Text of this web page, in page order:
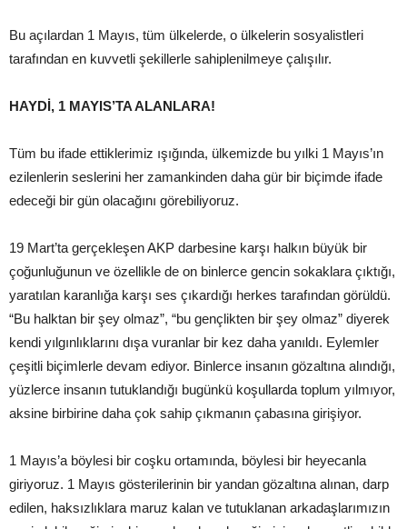
Bu açılardan 1 Mayıs, tüm ülkelerde, o ülkelerin sosyalistleri
tarafından en kuvvetli şekillerle sahiplenilmeye çalışılır.
HAYDİ, 1 MAYIS’TA ALANLARA!
Tüm bu ifade ettiklerimiz ışığında, ülkemizde bu yılki 1 Mayıs’ın
ezilenlerin seslerini her zamankinden daha gür bir biçimde ifade
edeceği bir gün olacağını görebiliyoruz.
19 Mart’ta gerçekleşen AKP darbesine karşı halkın büyük bir
çoğunluğunun ve özellikle de on binlerce gencin sokaklara çıktığı,
yaratılan karanlığa karşı ses çıkardığı herkes tarafından görüldü.
“Bu halktan bir şey olmaz”, “bu gençlikten bir şey olmaz” diyerek
kendi yılgınlıklarını dışa vuranlar bir kez daha yanıldı. Eylemler
çeşitli biçimlerle devam ediyor. Binlerce insanın gözaltına alındığı,
yüzlerce insanın tutuklandığı bugünkü koşullarda toplum yılmıyor,
aksine birbirine daha çok sahip çıkmanın çabasına girişiyor.
1 Mayıs’a böylesi bir coşku ortamında, böylesi bir heyecanla
giriyoruz. 1 Mayıs gösterilerinin bir yandan gözaltına alınan, darp
edilen, haksızlıklara maruz kalan ve tutuklanan arkadaşlarımızın